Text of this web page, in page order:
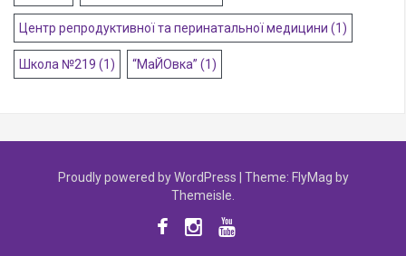
Центр репродуктивної та перинатальної медицини (1)
Школа №219 (1) “МаЙОвка” (1)
Proudly powered by WordPress Theme: FlyMag by
Themeisle.
Facebookinstagramyoutube